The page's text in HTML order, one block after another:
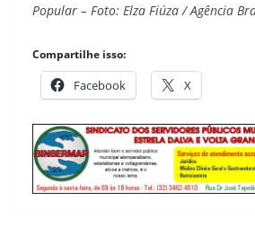
Popular – Foto: Elza Fiúza / Agência
Compartilhe isso:
Facebook X